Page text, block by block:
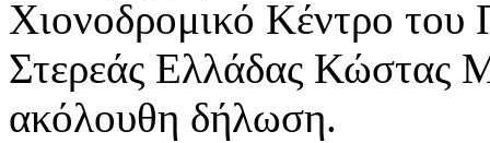
Χιονοδρομικό Κέντρο του
Στερεάς Ελλάδας Κώστας
ακόλουθη δήλωση.